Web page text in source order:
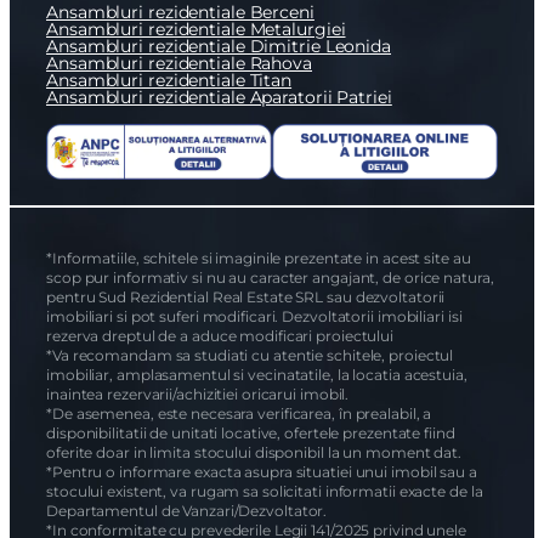
Ansambluri rezidentiale Berceni
Ansambluri rezidentiale Metalurgiei
Ansambluri rezidentiale Dimitrie Leonida
Ansambluri rezidentiale Rahova
Ansambluri rezidentiale Titan
Ansambluri rezidentiale Aparatorii Patriei
*Informatiile, schitele si imaginile prezentate in acest site au
scop pur informativ si nu au caracter angajant, de orice natura,
pentru Sud Rezidential Real Estate SRL sau dezvoltatorii
imobiliari si pot suferi modificari. Dezvoltatorii imobiliari isi
rezerva dreptul de a aduce modificari proiectului
*Va recomandam sa studiati cu atentie schitele, proiectul
imobiliar, amplasamentul si vecinatatile, la locatia acestuia,
inaintea rezervarii/achizitiei oricarui imobil.
*De asemenea, este necesara verificarea, în prealabil, a
disponibilitatii de unitati locative, ofertele prezentate fiind
oferite doar in limita stocului disponibil la un moment dat.
*Pentru o informare exacta asupra situatiei unui imobil sau a
stocului existent, va rugam sa solicitati informatii exacte de la
Departamentul de Vanzari/Dezvoltator.
*In conformitate cu prevederile Legii 141/2025 privind unele